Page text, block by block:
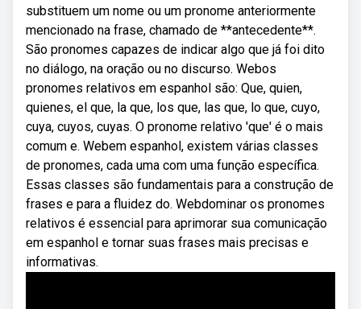
substituem um nome ou um pronome anteriormente
mencionado na frase, chamado de **antecedente**.
São pronomes capazes de indicar algo que já foi dito
no diálogo, na oração ou no discurso. Webos
pronomes relativos em espanhol são: Que, quien,
quienes, el que, la que, los que, las que, lo que, cuyo,
cuya, cuyos, cuyas. O pronome relativo 'que' é o mais
comum e. Webem espanhol, existem várias classes
de pronomes, cada uma com uma função específica.
Essas classes são fundamentais para a construção de
frases e para a fluidez do. Webdominar os pronomes
relativos é essencial para aprimorar sua comunicação
em espanhol e tornar suas frases mais precisas e
informativas.